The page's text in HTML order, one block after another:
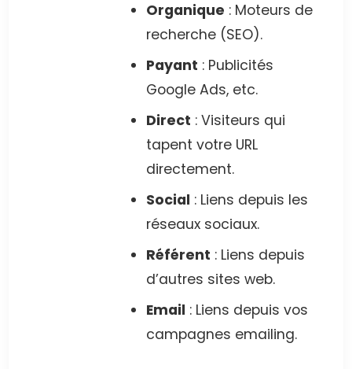
Organique : Moteurs de
recherche (SEO).
Payant : Publicités
Google Ads, etc.
Direct : Visiteurs qui
tapent votre URL
directement.
Social : Liens depuis les
réseaux sociaux.
Référent : Liens depuis
d’autres sites web.
Email : Liens depuis vos
campagnes emailing.